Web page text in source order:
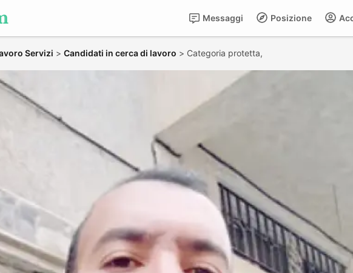
Posizione
Messaggi
Servizi > Candidati in cerca di lavoro > Categoria protetta,